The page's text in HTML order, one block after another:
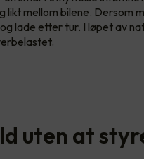
mellom bilene. Dersom
lade etter tur. I løpet av
uten at